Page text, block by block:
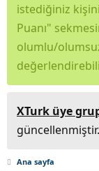
istediğiniz
Puanı"
olumlu/
XTurk üye
güncellenmiştir.
Ana sayfa